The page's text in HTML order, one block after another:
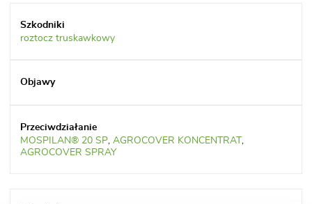
roztocz truskawkowy
MOSPILAN® 20 SP, AGROCOVER KONCENTRAT ,
AGROCOVER SPRAY